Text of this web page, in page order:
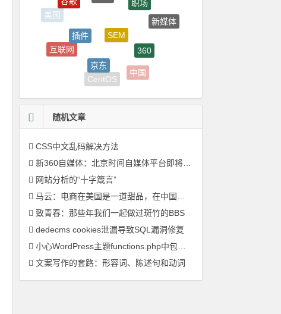
美国
互联网
中国
CentOS
随机文章
CSS中文乱码解决方法
新360自媒体：北京时间自媒体平台即将上线
网站分析的“十字箴言”
马云：电商在美国是一道甜品，在中国它是主菜
致青春：那些年我们一起做过斑竹的BBS
dedecms cookies泄漏导致SQL漏洞修复
小心WordPress主题functions.php中包含的恶意代码
文案写作的套路：形容词、陈述句和动词